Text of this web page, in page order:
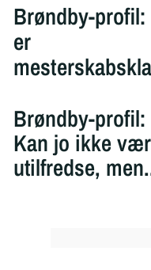
Brøndby-profil:
er
Brøndby-profil:
Kan jo ikke
utilfredse,